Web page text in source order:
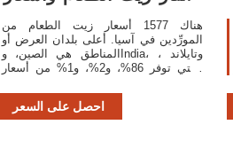
زيت الطعام في
هناك 1577 أسعار زيت الطعام من
المورِّدين في آسيا. أعلى بلدان العرض أو
المناطق هي الصين، وIndia، وتايلاند ،
والتي توفر 86%، و2%، و1% من أسعار
أمان المنتج بالاختيار
احصل على السعر